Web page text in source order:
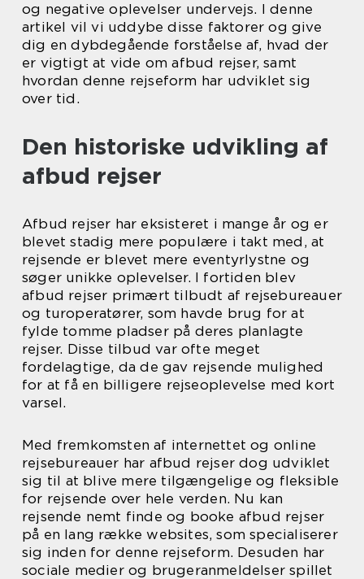
og negative oplevelser undervejs. I denne
artikel vil vi uddybe disse faktorer og give
dig en dybdegående forståelse af, hvad der
er vigtigt at vide om afbud rejser, samt
hvordan denne rejseform har udviklet sig
over tid.
Den historiske udvikling af
afbud rejser
Afbud rejser har eksisteret i mange år og er
blevet stadig mere populære i takt med, at
rejsende er blevet mere eventyrlystne og
søger unikke oplevelser. I fortiden blev
afbud rejser primært tilbudt af rejsebureauer
og turoperatører, som havde brug for at
fylde tomme pladser på deres planlagte
rejser. Disse tilbud var ofte meget
fordelagtige, da de gav rejsende mulighed
for at få en billigere rejseoplevelse med kort
varsel.
Med fremkomsten af internettet og online
rejsebureauer har afbud rejser dog udviklet
sig til at blive mere tilgængelige og fleksible
for rejsende over hele verden. Nu kan
rejsende nemt finde og booke afbud rejser
på en lang række websites, som specialiserer
sig inden for denne rejseform. Desuden har
sociale medier og brugeranmeldelser spillet